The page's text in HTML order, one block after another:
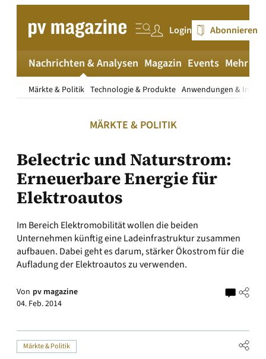
springen
Login Abonnieren
Nachrichten & Analysen
Märkte & Politik Technologie & Produkte Anwendungen &
Magazin Events Mehr
MÄRKTE & POLITIK
Belectric und Naturstrom:
Erneuerbare Energie für
Elektroautos
Im Bereich Elektromobilität wollen die beiden
Unternehmen künftig eine Ladeinfrastruktur zusammen
aufbauen. Dabei geht es darum, stärker Ökostrom für die
Aufladung der Elektroautos zu verwenden.
Von pv magazine
04. Feb. 2014
Märkte & Politik